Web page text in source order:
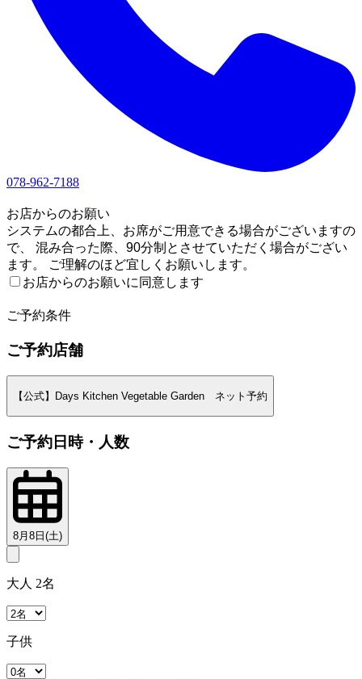
078-962-7188
お店からのお願い
システムの都合上、お席がご用意できる場合がございますの
で、 混み合った際、90分制とさせていただく場合がござい
ます。 ご理解のほど宜しくお願いします。
お店からのお願いに同意します
ご予約条件
ご予約店舗
【公式】Days Kitchen Vegetable Garden ネット予約
ご予約日時・人数
8月8日(土)
大人 2名
子供